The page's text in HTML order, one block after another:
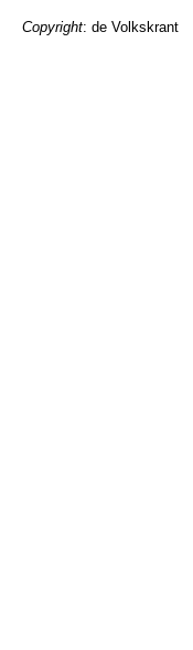
Copyright: de Volkskrant